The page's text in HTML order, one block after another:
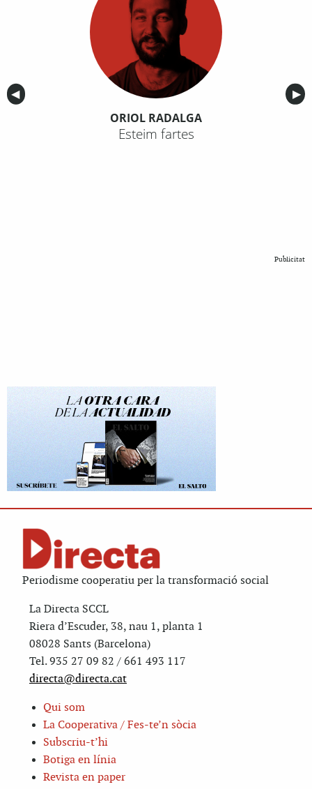
Anterior
◀︎ ▶︎
ORIOL RADALGA
Esteim fartes
Publicitat
Periodisme cooperatiu per la transformació social
La Directa SCCL
Riera d’Escuder, 38, nau 1, planta 1
08028 Sants (Barcelona)
Tel. 935 27 09 82 / 661 493 117
directa@directa.cat
Qui som
La Cooperativa / Fes-te’n sòcia
Subscriu-t’hi
Botiga en línia
Revista en paper